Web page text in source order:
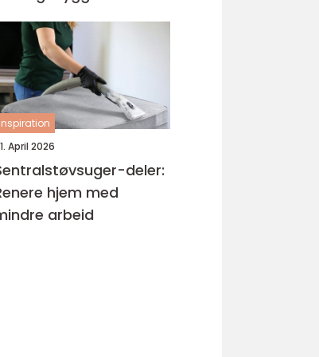
inspiration
April 2026
deler:
hjem med
arbeid